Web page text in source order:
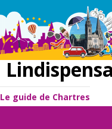
Le guide de Chartres